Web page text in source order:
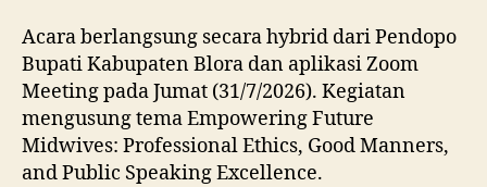
Acara berlangsung secara hybrid dari Pendopo
Bupati Kabupaten Blora dan aplikasi Zoom
Meeting pada Jumat (31/7/2026). Kegiatan
mengusung tema Empowering Future
Midwives: Professional Ethics, Good Manners,
and Public Speaking Excellence.